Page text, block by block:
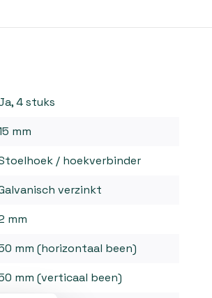
4 stuks
mm
/ hoekverbinder
verzinkt
mm
mm (horizontaal been)
mm (verticaal been)